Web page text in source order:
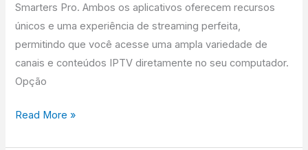
Smarters Pro. Ambos os aplicativos oferecem recursos
únicos e uma experiência de streaming perfeita,
permitindo que você acesse uma ampla variedade de
canais e conteúdos IPTV diretamente no seu computador.
Opção
Read More »